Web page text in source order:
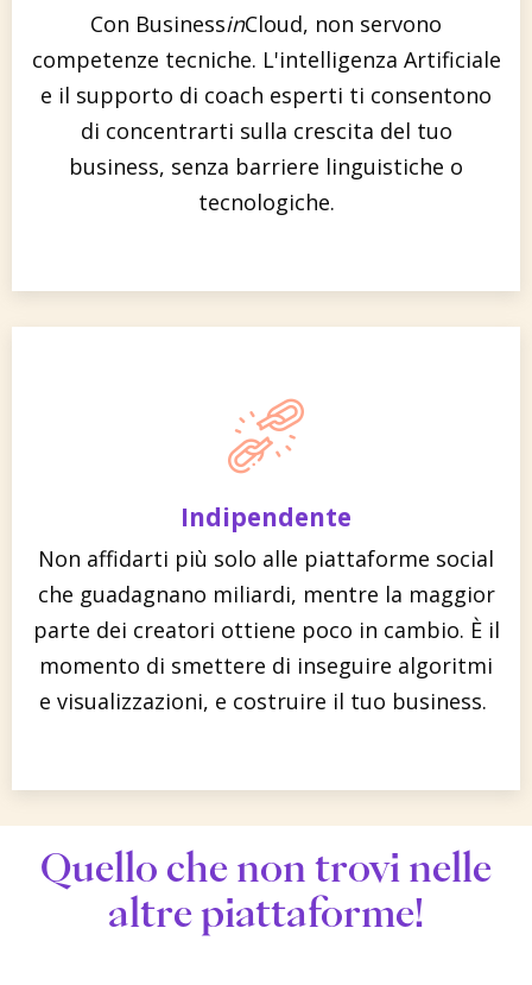
Con BusinessinCloud, non servono
competenze tecniche. L'intelligenza Artificiale
e il supporto di coach esperti ti consentono
di concentrarti sulla crescita del tuo
business, senza barriere linguistiche o
tecnologiche.
Indipendente
Non affidarti più solo alle piattaforme social
che guadagnano miliardi, mentre la maggior
parte dei creatori ottiene poco in cambio. È il
momento di smettere di inseguire algoritmi
e visualizzazioni, e costruire il tuo business.
Quello che non trovi nelle
altre piattaforme!